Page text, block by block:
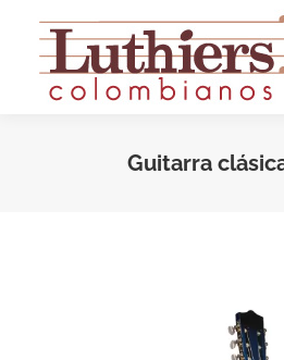
Guitarra